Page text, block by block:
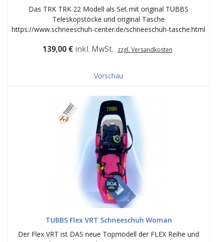
Das TRK TRK 22 Modell als Set mit original TUBBS
Teleskopstöcke und original Tasche
https://www.schneeschuh-center.de/schneeschuh-tasche.html
139,00 € inkl. MwSt. zzgl. Versandkosten
Vorschau
TUBBS Flex VRT Schneeschuh Woman
Der Flex VRT ist DAS neue Topmodell der FLEX Reihe und